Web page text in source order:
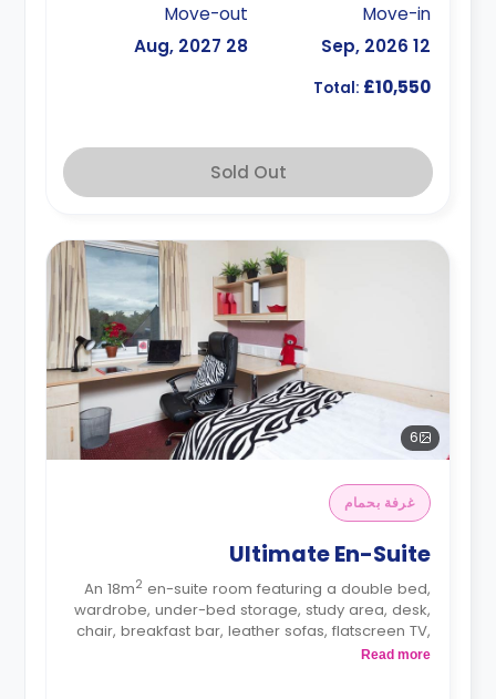
Move-in
12 Sep, 2026
Move-out
28 Aug, 2027
Total: £10,550
Sold Out
6
غرفة بحمام
Ultimate En-Suite
An 18m2 en-suite room featuring a double bed,
wardrobe, under-bed storage, study area, desk,
chair, breakfast bar, leather sofas, flatscreen TV,
lounge area, private ensuite bathroom, and a
Read more